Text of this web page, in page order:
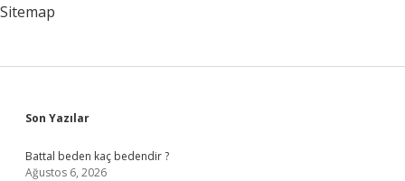
Sitemap
Sidebar
Son Yazılar
Battal beden kaç bedendir ?
Ağustos 6, 2026